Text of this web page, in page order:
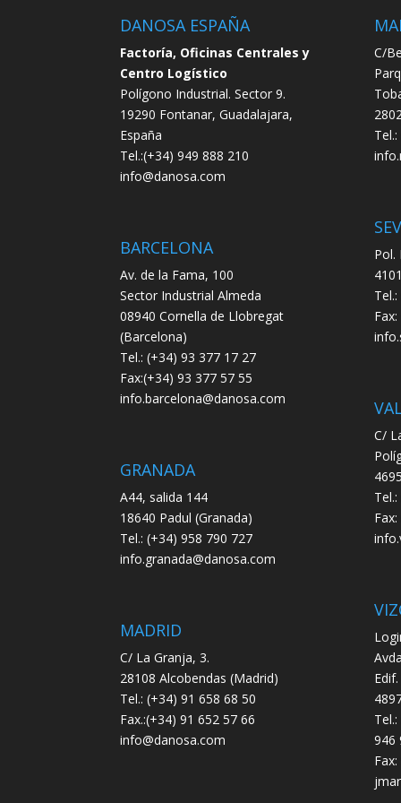
DANOSA ESPAÑA
Factoría, Oficinas Centrales y
Centro Logístico
Polígono Industrial. Sector 9.
19290 Fontanar, Guadalajara,
España
Tel.:(+34) 949 888 210
info@danosa.com
BARCELONA
Av. de la Fama, 100
Sector Industrial Almeda
08940 Cornella de Llobregat
(Barcelona)
Tel.: (+34) 93 377 17 27
Fax:(+34) 93 377 57 55
info.barcelona@danosa.com
GRANADA
A44, salida 144
18640 Padul (Granada)
Tel.: (+34) 958 790 727
info.granada@danosa.com
MADRID
C/ La Granja, 3.
28108 Alcobendas (Madrid)
Tel.: (+34) 91 658 68 50
Fax.:(+34) 91 652 57 66
info@danosa.com
C/
Pol.
C/
946